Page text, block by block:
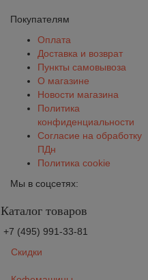
Покупателям
Оплата
Доставка и возврат
Пункты самовывоза
О магазине
Новости магазина
Политика
конфиденциальности
Согласие на обработку
ПДн
Политика cookie
Мы в соцсетях:
Каталог товаров
+7 (495) 991-33-81
Скидки